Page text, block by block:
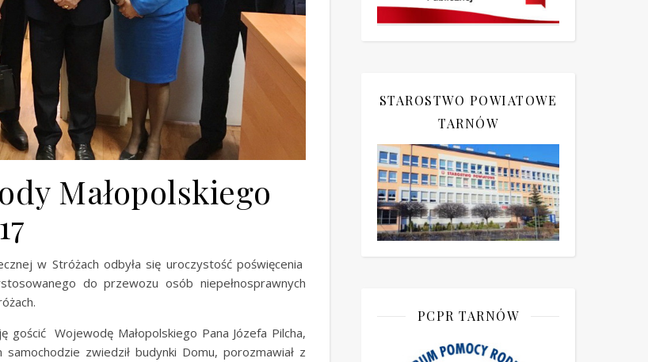
Małopolskiego
w Stróżach odbyła się uroczystość poświęcenia
do przewozu osób niepełnosprawnych
Wojewodę Małopolskiego Pana Józefa Pilcha,
zwiedził budynki Domu, porozmawiał z
STAROSTWO POWIATOWE
TARNÓW
PCPR TARNÓW